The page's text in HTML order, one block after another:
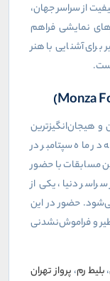
از سراسر جهان،
نمایشی فراهم
آشنایی با هنر
هیجان‌انگیزترین
ماه سپتامبر در
مسابقات با حضور
دنیا، یکی از
حضور در این
و فراموش‌نشدنی
،بلیط رم، پرواز تهران